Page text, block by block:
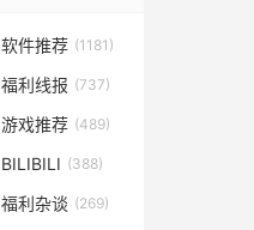
软件推荐 (1181)
福利线报 (737)
游戏推荐 (489)
BILIBILI (388)
福利杂谈 (269)